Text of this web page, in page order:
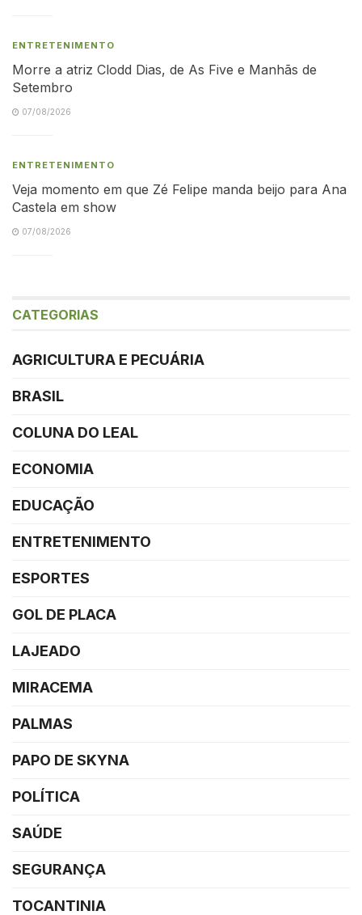
ENTRETENIMENTO
Morre a atriz Clodd Dias, de As Five e Manhãs de
Setembro
07/08/2026
ENTRETENIMENTO
Veja momento em que Zé Felipe manda beijo para Ana
Castela em show
07/08/2026
CATEGORIAS
AGRICULTURA E PECUÁRIA
BRASIL
COLUNA DO LEAL
ECONOMIA
EDUCAÇÃO
ENTRETENIMENTO
ESPORTES
GOL DE PLACA
LAJEADO
MIRACEMA
PALMAS
PAPO DE SKYNA
POLÍTICA
SAÚDE
SEGURANÇA
TOCANTINIA